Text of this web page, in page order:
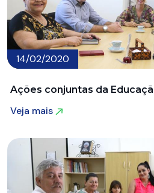
14/02/2020
Ações conjuntas da
Veja mais